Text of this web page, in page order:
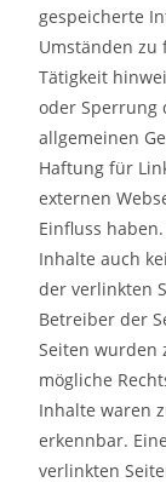
gespeicherte
Umständen zu
Tätigkeit
oder Sperrung
allgemeinen
Haftung für
externen
Einfluss
Inhalte auch
der verlinkten
Betreiber der
Seiten wurden
mögliche
Inhalte waren
erkennbar.
verlinkten